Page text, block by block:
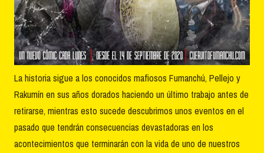
La historia sigue a los conocidos mafiosos Fumanchú, Pellejo y
Rakumín en sus años dorados haciendo un último trabajo antes de
retirarse, mientras esto sucede descubrimos unos eventos en el
pasado que tendrán consecuencias devastadoras en los
acontecimientos que terminarán con la vida de uno de nuestros